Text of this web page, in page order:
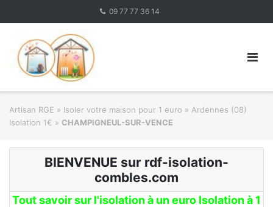
09 77 77 36 14
Artisan RGE » Isoler votre maison pour 1 euro » Ardennes (08)
Isolation 1€ » CHAMPIGNEUL-SUR-VENCE
BIENVENUE sur rdf-isolation-
combles.com
Tout savoir sur l'isolation à un euro Isolation à 1